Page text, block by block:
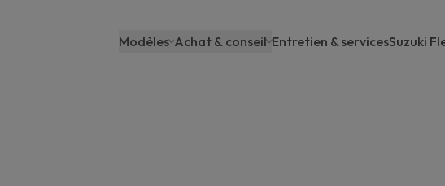
Main
Modèles Achat & conseil Entretien & servicesSuzuki